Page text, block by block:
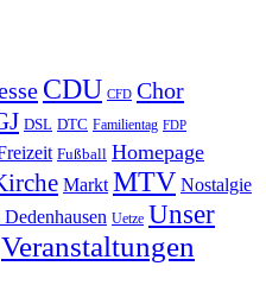
CDU CFD Chor
DSL DTC Familientag FDP
Fußball Homepage
Markt MTV Nostalgie
Uetze Unser
Veranstaltungen